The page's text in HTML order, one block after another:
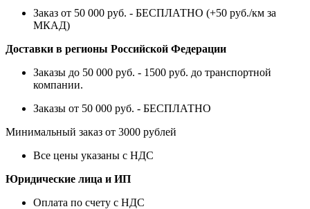
Заказ от 50 000 руб. - БЕСПЛАТНО (+50 руб./км за
МКАД)
Доставки в регионы Российской Федерации
Заказы до 50 000 руб. - 1500 руб. до транспортной
компании.
Заказы от 50 000 руб. - БЕСПЛАТНО
Минимальный заказ от 3000 рублей
Все цены указаны с НДС
Юридические лица и ИП
Оплата по счету с НДС